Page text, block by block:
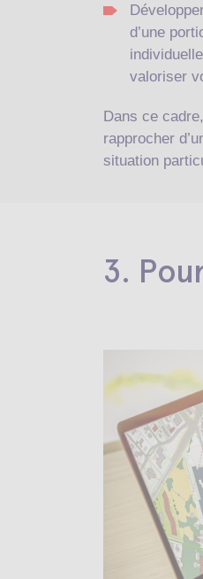
d’une
valoriser
Dans ce
rapprocher
situation
3.